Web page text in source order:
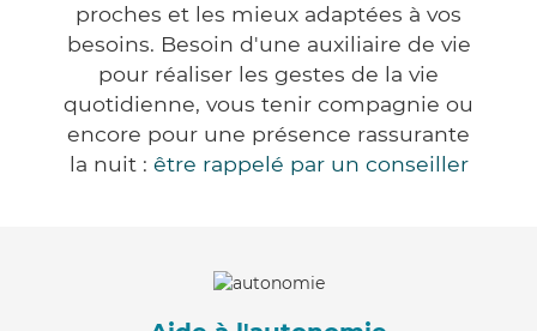
proches et les mieux adaptées à vos
besoins. Besoin d'une auxiliaire de vie
pour réaliser les gestes de la vie
quotidienne, vous tenir compagnie ou
encore pour une présence rassurante
la nuit : être rappelé par un conseiller